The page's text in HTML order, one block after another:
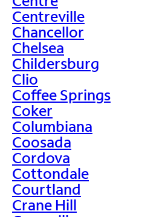
Centreville
Chancellor
Chelsea
Childersburg
Clio
Coffee Springs
Coker
Columbiana
Coosada
Cordova
Cottondale
Courtland
Crane Hill